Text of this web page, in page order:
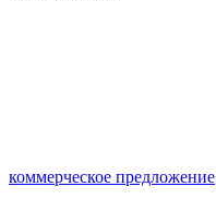
коммерческое предложение